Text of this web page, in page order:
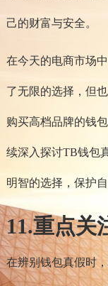
己的财富与安全。
在今天的电商市场
了无限的选择，但
购买高档品牌的钱
续深入探讨TB钱包
明智的选择，保护
11.重点关
在辨别钱包真假时